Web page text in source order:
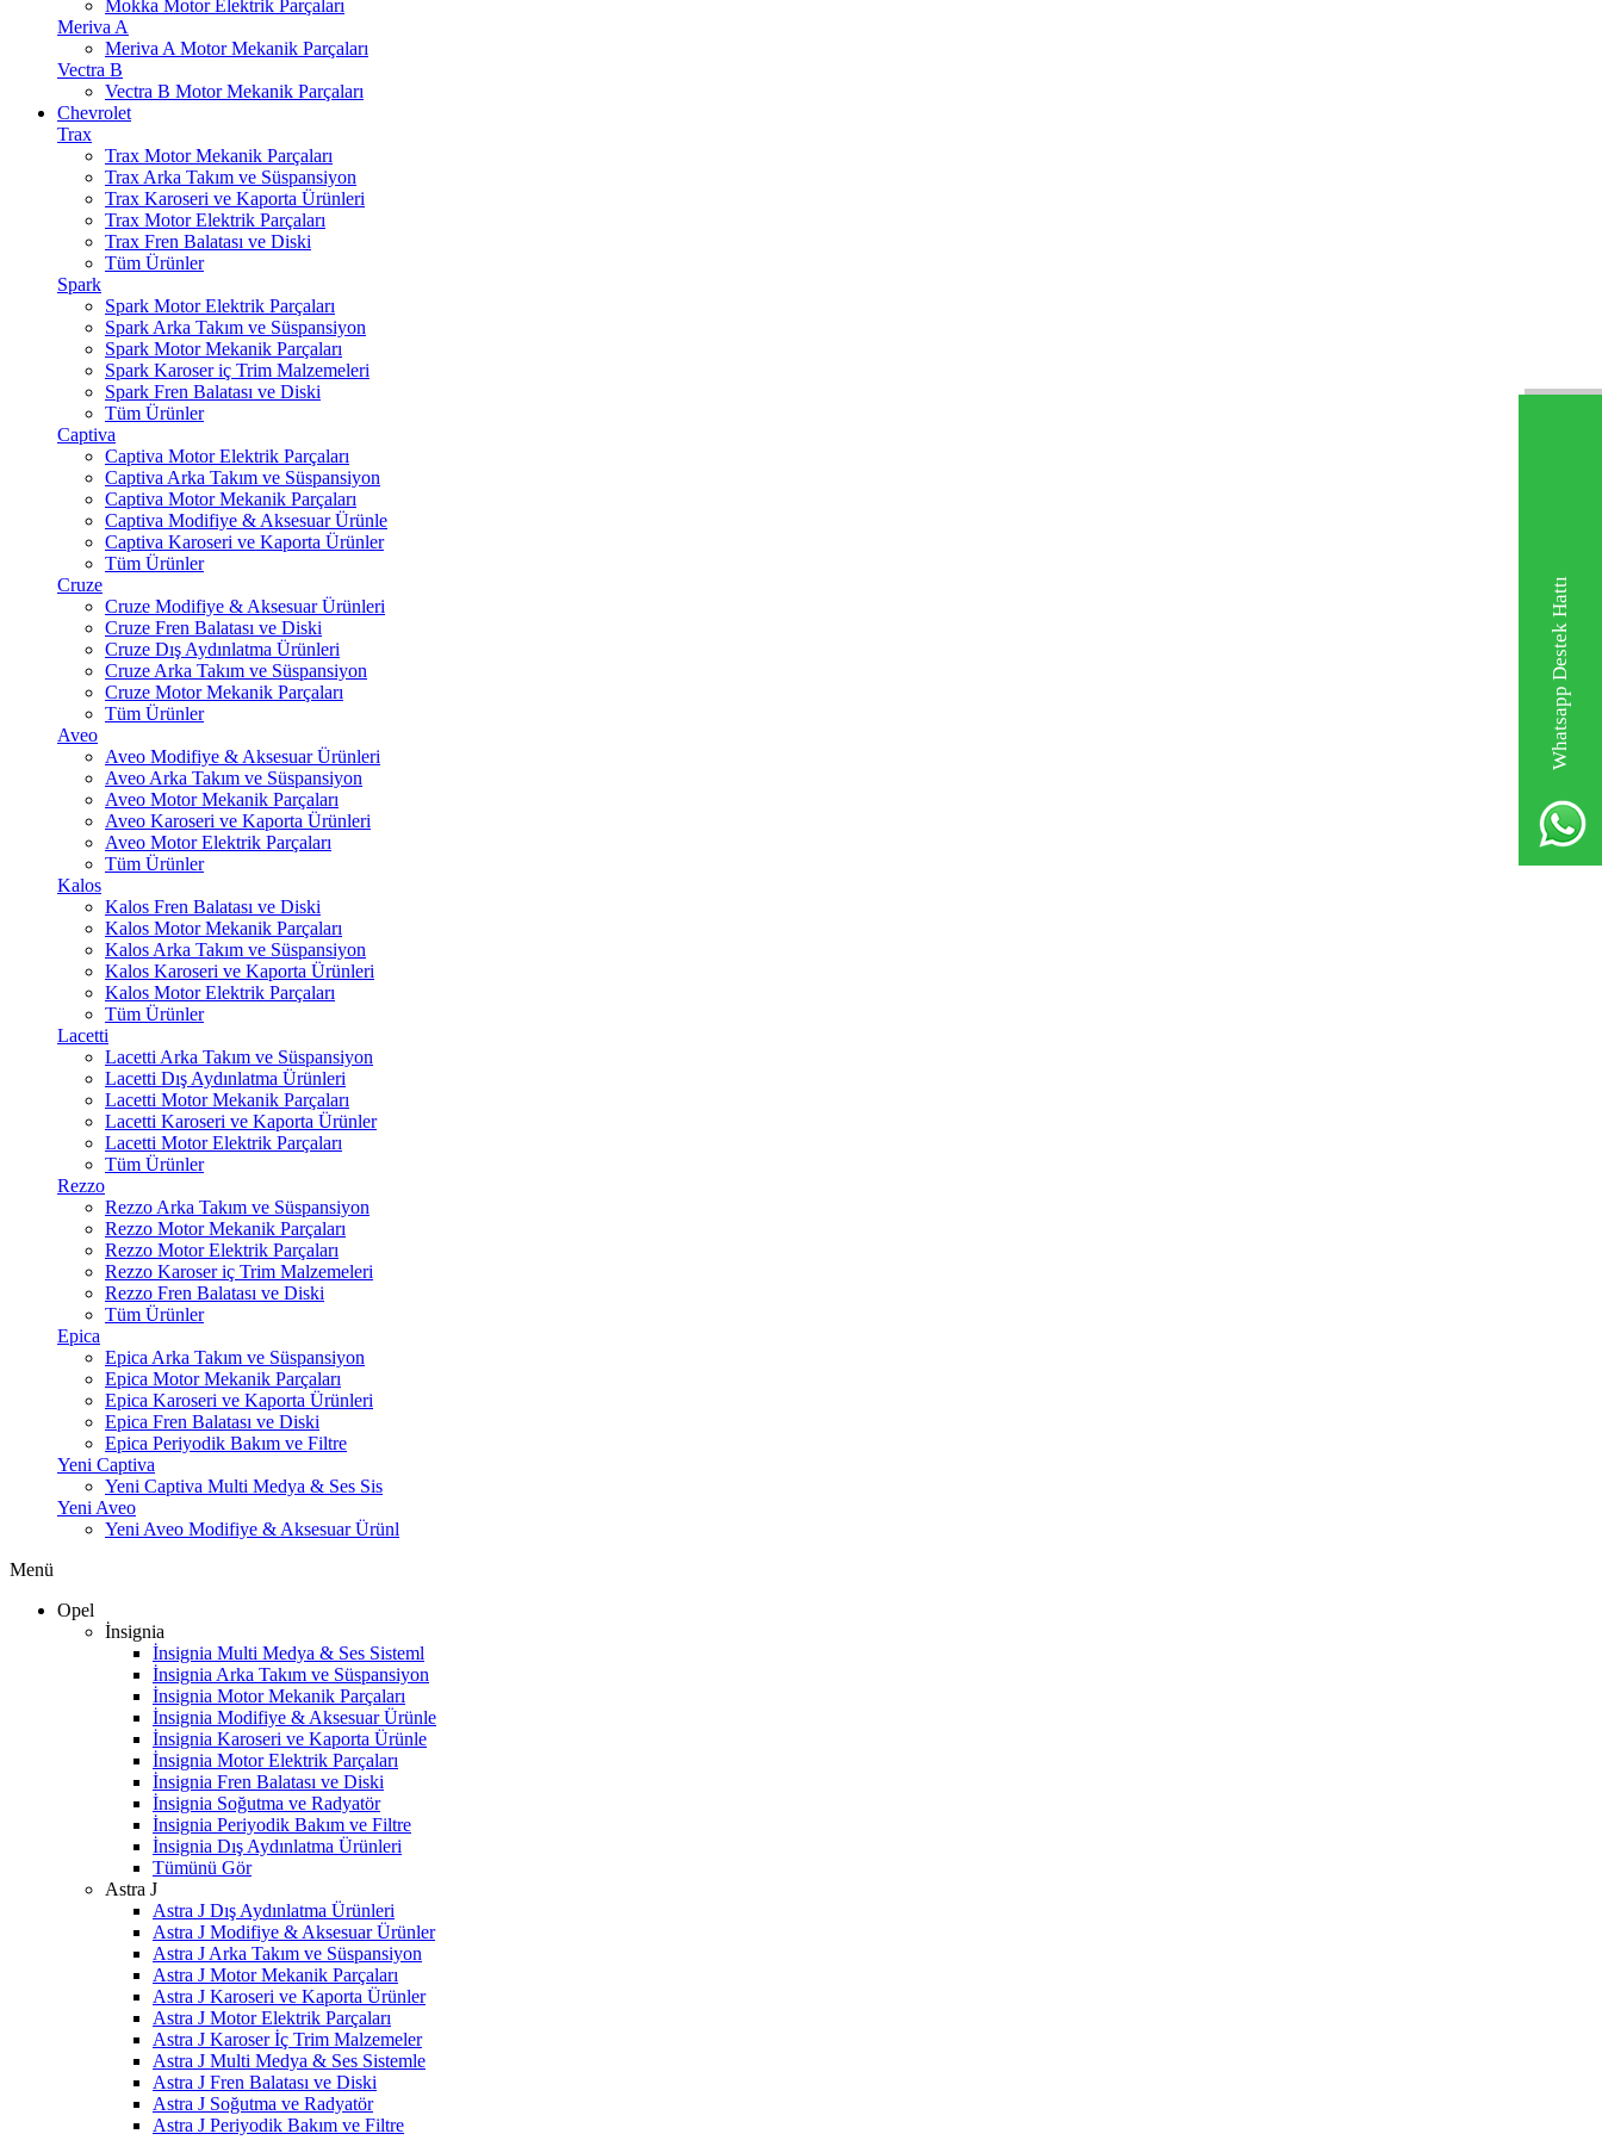
Whatsapp Destek Hattı
Mokka Motor Elektrik Parçaları
Meriva A
Meriva A Motor Mekanik Parçaları
Vectra B
Vectra B Motor Mekanik Parçaları
Chevrolet
Trax
Trax Motor Mekanik Parçaları
Trax Arka Takım ve Süspansiyon
Trax Karoseri ve Kaporta Ürünleri
Trax Motor Elektrik Parçaları
Trax Fren Balatası ve Diski
Tüm Ürünler
Spark
Spark Motor Elektrik Parçaları
Spark Arka Takım ve Süspansiyon
Spark Motor Mekanik Parçaları
Spark Karoser iç Trim Malzemeleri
Spark Fren Balatası ve Diski
Tüm Ürünler
Captiva
Captiva Motor Elektrik Parçaları
Captiva Arka Takım ve Süspansiyon
Captiva Motor Mekanik Parçaları
Captiva Modifiye & Aksesuar Ürünle
Captiva Karoseri ve Kaporta Ürünler
Tüm Ürünler
Cruze
Cruze Modifiye & Aksesuar Ürünleri
Cruze Fren Balatası ve Diski
Cruze Dış Aydınlatma Ürünleri
Cruze Arka Takım ve Süspansiyon
Cruze Motor Mekanik Parçaları
Tüm Ürünler
Aveo
Aveo Modifiye & Aksesuar Ürünleri
Aveo Arka Takım ve Süspansiyon
Aveo Motor Mekanik Parçaları
Aveo Karoseri ve Kaporta Ürünleri
Aveo Motor Elektrik Parçaları
Tüm Ürünler
Kalos
Kalos Fren Balatası ve Diski
Kalos Motor Mekanik Parçaları
Kalos Arka Takım ve Süspansiyon
Kalos Karoseri ve Kaporta Ürünleri
Kalos Motor Elektrik Parçaları
Tüm Ürünler
Lacetti
Lacetti Arka Takım ve Süspansiyon
Lacetti Dış Aydınlatma Ürünleri
Lacetti Motor Mekanik Parçaları
Lacetti Karoseri ve Kaporta Ürünler
Lacetti Motor Elektrik Parçaları
Tüm Ürünler
Rezzo
Rezzo Arka Takım ve Süspansiyon
Rezzo Motor Mekanik Parçaları
Rezzo Motor Elektrik Parçaları
Rezzo Karoser iç Trim Malzemeleri
Rezzo Fren Balatası ve Diski
Tüm Ürünler
Epica
Epica Arka Takım ve Süspansiyon
Epica Motor Mekanik Parçaları
Epica Karoseri ve Kaporta Ürünleri
Epica Fren Balatası ve Diski
Epica Periyodik Bakım ve Filtre
Yeni Captiva
Yeni Captiva Multi Medya & Ses Sis
Yeni Aveo
Yeni Aveo Modifiye & Aksesuar Ürünl
Menü
Opel
İnsignia
İnsignia Multi Medya & Ses Sisteml
İnsignia Arka Takım ve Süspansiyon
İnsignia Motor Mekanik Parçaları
İnsignia Modifiye & Aksesuar Ürünle
İnsignia Karoseri ve Kaporta Ürünle
İnsignia Motor Elektrik Parçaları
İnsignia Fren Balatası ve Diski
İnsignia Soğutma ve Radyatör
İnsignia Periyodik Bakım ve Filtre
İnsignia Dış Aydınlatma Ürünleri
Tümünü Gör
Astra J
Astra J Dış Aydınlatma Ürünleri
Astra J Modifiye & Aksesuar Ürünler
Astra J Arka Takım ve Süspansiyon
Astra J Motor Mekanik Parçaları
Astra J Karoseri ve Kaporta Ürünler
Astra J Motor Elektrik Parçaları
Astra J Karoser İç Trim Malzemeler
Astra J Multi Medya & Ses Sistemle
Astra J Fren Balatası ve Diski
Astra J Soğutma ve Radyatör
Astra J Periyodik Bakım ve Filtre